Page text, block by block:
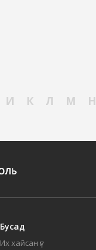
И К Л М Н
Бусад
Их хайсан үг